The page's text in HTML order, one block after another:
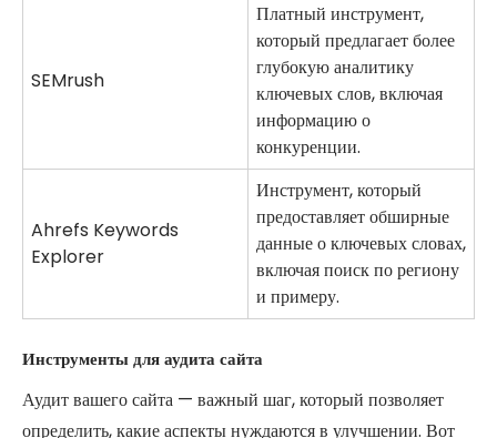
SEMrush
Платный инструмент,
который предлагает более
глубокую аналитику
ключевых слов, включая
информацию о
конкуренции.
Ahrefs Keywords
Explorer
Инструмент, который
предоставляет обширные
данные о ключевых словах,
включая поиск по региону
и примеру.
Инструменты для аудита сайта
Аудит вашего сайта — важный шаг, который позволяет
определить, какие аспекты нуждаются в улучшении. Вот